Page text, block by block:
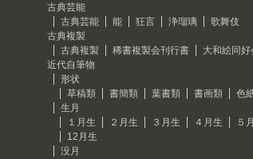
古典芸能
古典芸能
能 狂言 浄瑠璃
歌舞伎
古典複製
古典複製
稀書複製会刊行書 大和絵同好
近代自筆物
形状
草稿類
書簡類 葉書類 書画類 色
生月
１月生
２月生 ３月生 ４月生 ５
12月生
没月